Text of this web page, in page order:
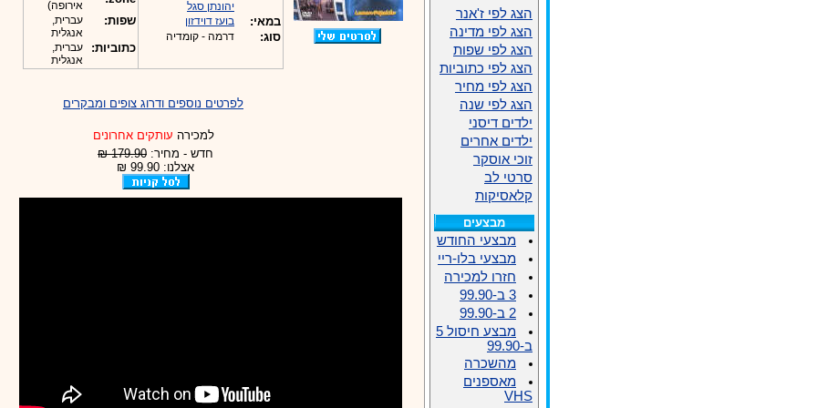
יהונתן סגל
במאי: בועז דוידזון
סוג: דרמה - קומדיה
אירופה)
שפות:
עברית,
אנגלית
כתוביות:
עברית,
אנגלית
לפרטים נוספים ודרוג צופים ומבקרים
למכירה עותקים אחרונים
חדש - מחיר: 179.90 ₪
אצלנו: 99.90 ₪
הצג לפי ז'אנר
הצג לפי מדינה
הצג לפי שפות
הצג לפי כתוביות
הצג לפי מחיר
הצג לפי שנה
ילדים דיסני
ילדים אחרים
זוכי אוסקר
סרטי לב
קלאסיקות
מבצעים
מבצעי החודש
מבצעי בלו-ריי
חזרו למכירה
3 ב-99.90
2 ב-99.90
מבצע חיסול 5
ב-99.90
מהשכרה
מאספנים
VHS